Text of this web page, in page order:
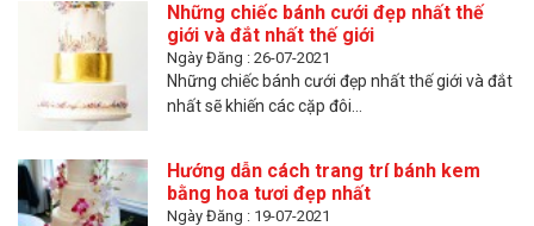
Những chiếc bánh cưới đẹp nhất thế
giới và đắt nhất thế giới
Ngày Đăng : 26-07-2021
Những chiếc bánh cưới đẹp nhất thế giới và đắt
nhất sẽ khiến các cặp đôi...
Hướng dẫn cách trang trí bánh kem
bằng hoa tươi đẹp nhất
Ngày Đăng : 19-07-2021